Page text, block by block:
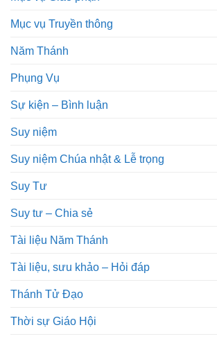
Mục vụ Truyền thông
Năm Thánh
Phụng Vụ
Sự kiện – Bình luận
Suy niệm
Suy niệm Chúa nhật & Lễ trọng
Suy Tư
Suy tư – Chia sẻ
Tài liệu Năm Thánh
Tài liệu, sưu khảo – Hỏi đáp
Thánh Tử Đạo
Thời sự Giáo Hội